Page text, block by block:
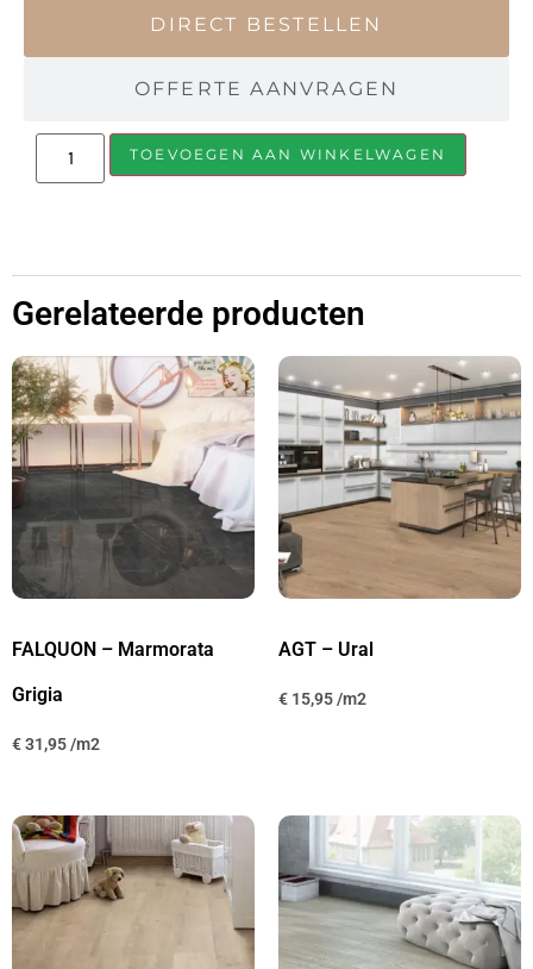
DIRECT BESTELLEN
OFFERTE AANVRAGEN
TOEVOEGEN AAN WINKELWAGEN
Gerelateerde producten
FALQUON – Marmorata
Grigia
€31,95
AGT – Ural
€ 15,95